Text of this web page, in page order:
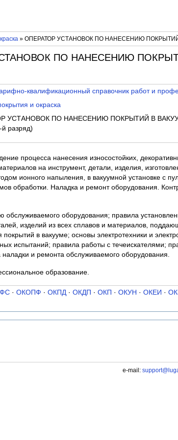
» ОПЕРАТОР УСТАНОВОК ПО НАНЕСЕНИЮ ПОКРЫТИЙ
ПО НАНЕСЕНИЮ
квалификационный справочник работ и
и окраска
УСТАНОВОК ПО НАНЕСЕНИЮ ПОКРЫТИЙ В
й разряд)
процесса нанесения износостойких,
на инструмент, детали, изделия,
ионного напыления, в вакуумной установке с
обработки. Наладка и ремонт оборудования.
обслуживаемого оборудования; правила
изделий из всех сплавов и материалов,
в вакууме; основы электротехники и
испытаний; правила работы с течеискателями;
и ремонта обслуживаемого оборудования.
образование.
· ОКОПФ · ОКПД· ОКДП · ОКП · ОКУН · ОКЕИ ·
e-mail: